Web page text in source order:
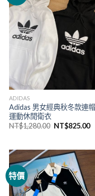
ADIDAS
Adidas 男女經典秋冬款連帽
運動休閒衛衣
NT$1,280.00 NT$825.00
特價